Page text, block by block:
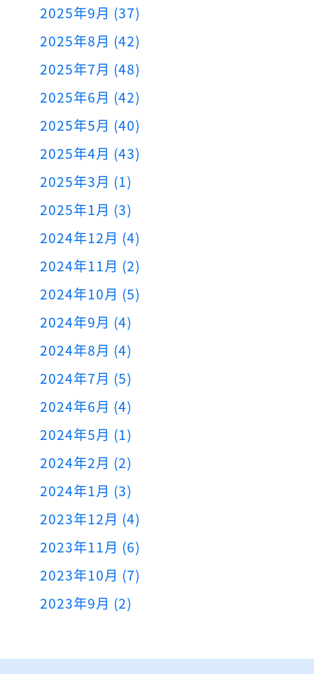
2025年9月 (37)
2025年8月 (42)
2025年7月 (48)
2025年6月 (42)
2025年5月 (40)
2025年4月 (43)
2025年3月 (1)
2025年1月 (3)
2024年12月 (4)
2024年11月 (2)
2024年10月 (5)
2024年9月 (4)
2024年8月 (4)
2024年7月 (5)
2024年6月 (4)
2024年5月 (1)
2024年2月 (2)
2024年1月 (3)
2023年12月 (4)
2023年11月 (6)
2023年10月 (7)
2023年9月 (2)